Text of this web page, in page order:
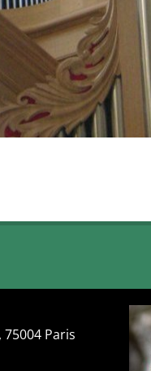
75004 Paris